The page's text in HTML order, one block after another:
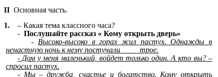
II Основная часть.
1. – Какая тема классного часа?
- Послушайте рассказ « Кому открыть дверь»
- Высоко-высоко в горах жил пастух. Однажды в
ненастную ночь к нему постучали трое.
- Дом у меня маленький, войдет только один. А кто вы? –
спросил пастух.
- Мы – дружба, счастье и богатство. Кому открыть